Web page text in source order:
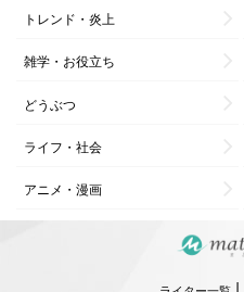
トレンド・炎上
雑学・お役立ち
どうぶつ
ライフ・社会
アニメ・漫画